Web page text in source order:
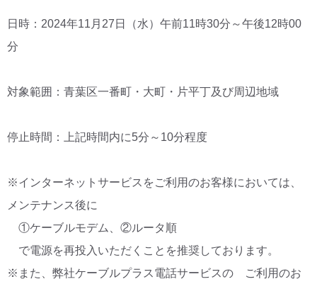
日時：2024年11月27日（水）午前11時30分～午後12時00
分
対象範囲：青葉区一番町・大町・片平丁及び周辺地域
停止時間：上記時間内に5分～10分程度
※インターネットサービスをご利用のお客様においては、
メンテナンス後に
①ケーブルモデム、②ルータ順
で電源を再投入いただくことを推奨しております。
※また、弊社ケーブルプラス電話サービスの ご利用のお